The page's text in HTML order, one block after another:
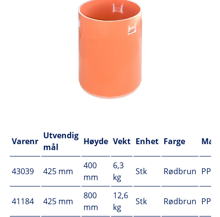
Varenr
Utvendig
mål
Høyde Vekt Enhet Farge
43039 425 mm
400
mm
6,3
kg
Stk Rødbrun PP
41184 425 mm
800
mm
12,6
kg
Stk Rødbrun PP